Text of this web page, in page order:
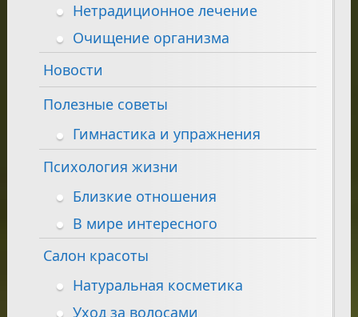
Нетрадиционное лечение
Очищение организма
Новости
Полезные советы
Гимнастика и упражнения
Психология жизни
Близкие отношения
В мире интересного
Салон красоты
Натуральная косметика
Уход за волосами